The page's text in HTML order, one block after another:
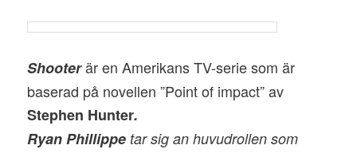
Shooterär en Amerikans TV-serie som är
baserad på novellen ”Point of impact” av
Stephen Hunter.
Ryan Phillippe tar sig an huvudrollen som